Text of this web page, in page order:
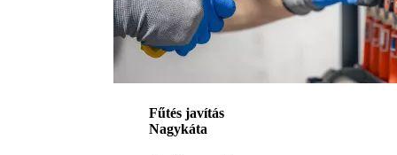
Fűtés javítás
Nagykáta